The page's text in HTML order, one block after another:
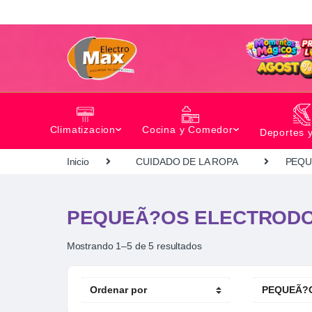
Climatizacion Cocina y Comedor Deportes
Inicio CUIDADO DE LA ROPA
PEQUEÃ?OS
Mostrando 1–5 de 5 resultados